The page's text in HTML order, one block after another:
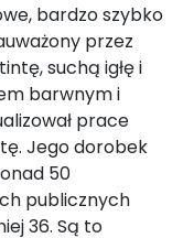
bardzo szybko
przez
suchą igłę i
barwnym i
prace
Jego dorobek
50
publicznych
36. Są to